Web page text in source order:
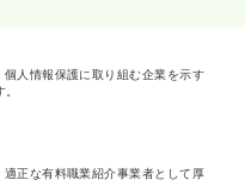
人情報保護に取り組む企業を示す
正な有料職業紹介事業者として厚